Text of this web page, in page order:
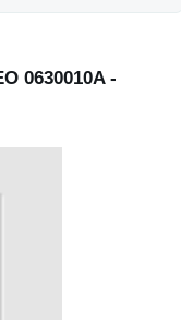
0630010A-